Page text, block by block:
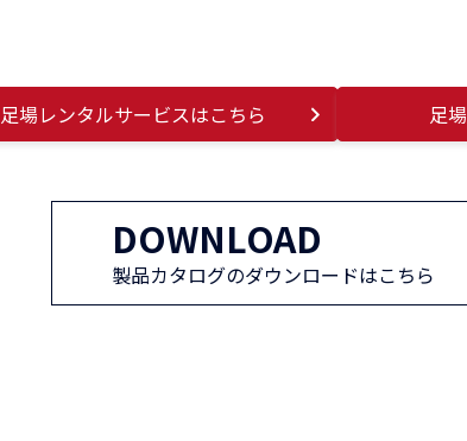
足場レンタルサービスはこちら 足
DOWNLOAD
製品カタログのダウンロードはこちら